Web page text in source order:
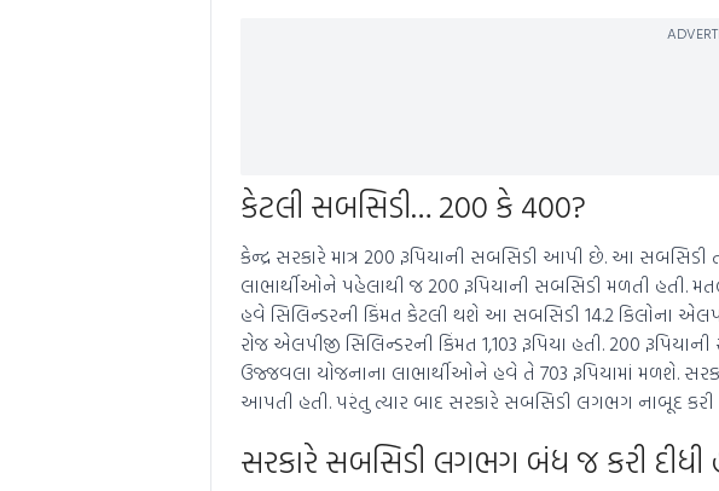
કેટલી સબસિડી… 200 કે 400?
કેન્દ્ર સરકારે માત્ર 200 રૂપિયાની સબસિડી આપી છે. આ
લાભાર્થીઓને પહેલાથી જ 200 રૂપિયાની સબસિડી મળતી હતી.
હવે સિલિન્ડરની કિંમત કેટલી થશે આ સબસિડી 14.2 કિલોના
રોજ એલપીજી સિલિન્ડરની કિંમત 1,103 રૂપિયા હતી. 200
ઉજ્જવલા યોજનાના લાભાર્થીઓને હવે તે 703 રૂપિયામાં મળશે.
આપતી હતી. પરંતુ ત્યાર બાદ સરકારે સબસિડી લગભગ નાબૂદ કરી
સરકારે સબસિડી લગભગ બંધ જ કરી દીધી